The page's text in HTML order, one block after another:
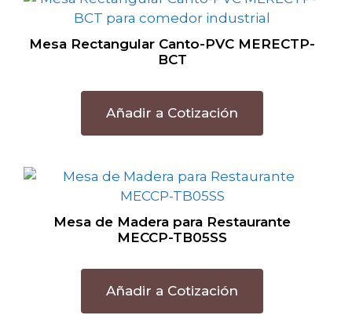
Mesa Rectangular Canto-PVC MERECTP-
BCT
Añadir a Cotización
Mesa de Madera para Restaurante
MECCP-TB05SS
Añadir a Cotización